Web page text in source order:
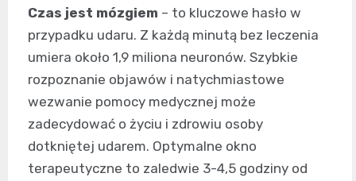
Czas jest mózgiem – to kluczowe hasło w
przypadku udaru. Z każdą minutą bez leczenia
umiera około 1,9 miliona neuronów. Szybkie
rozpoznanie objawów i natychmiastowe
wezwanie pomocy medycznej może
zadecydować o życiu i zdrowiu osoby
dotkniętej udarem. Optymalne okno
terapeutyczne to zaledwie 3-4,5 godziny od